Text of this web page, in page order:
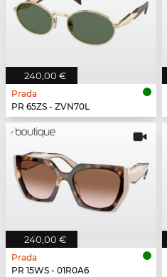
240,00 €
Prada
PR 65ZS - ZVN70L
240,00 €
Prada
PR 15WS - 01R0A6